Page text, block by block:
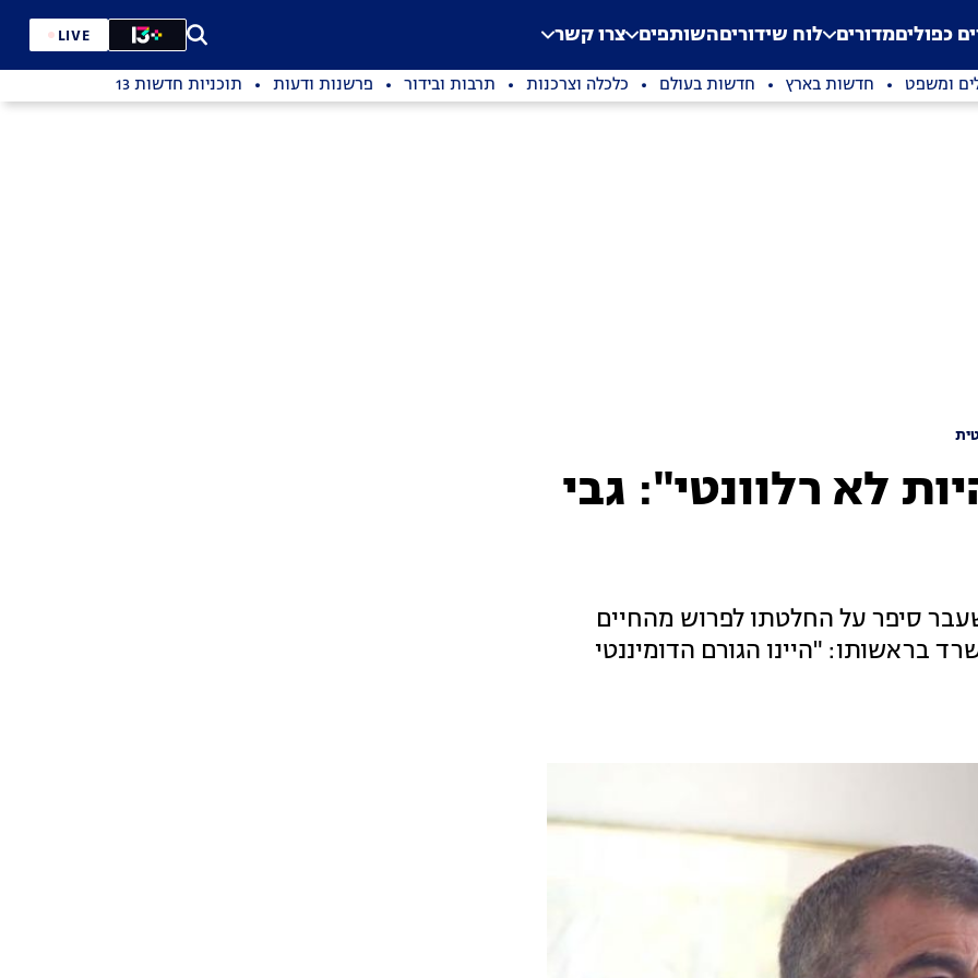
Application error: a
. כפוליםמדורים לוח שידוריםהשותפים צרו קשר LIVE
ומשפט חדשות בארץ חדשות בעולם כלכלה וצרכנות תרבות ובידור פרשנות ודעות תוכניות חדשות 13
לא רלוונטי": גבי
סיפר על החלטתו לפרוש מהחיים
בראשותו: "היינו הגורם הדומיננטי